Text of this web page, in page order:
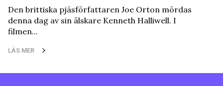
Den brittiska pjäsförfattaren Joe Orton mördas
denna dag av sin älskare Kenneth Halliwell. I
filmen...
LÄS MER